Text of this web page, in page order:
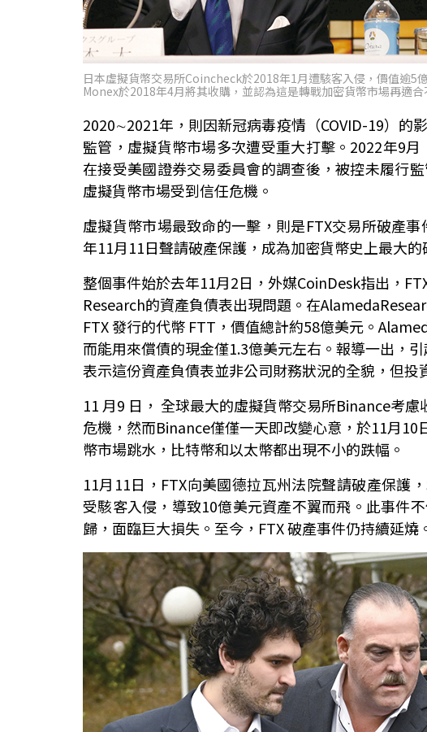
日本虛擬貨幣交易所Coincheck於2018年1月遭駭客入侵，價值逾5
Monex於2018年4月將其收購，並認為這是轉戰加密貨幣市場再適合
2020∼2021年，則因新冠病毒疫情（COVID-19）的
監管，虛擬貨幣市場多次遭受重大打擊。2022年9
在接受美國證券交易委員會的調查後，被控未履行
虛擬貨幣市場受到信任危機。
虛擬貨幣市場最致命的一擊，則是FTX交易所破產
年11月11日聲請破產保護，成為加密貨幣史上最大的
整個事件始於去年11月2日，外媒CoinDesk指出，
Research的資產負債表出現問題。在
FTX 發行的代幣 FTT，價值總計約58億美元。
而能用來償債的現金僅1.3億美元左右。報導一出，
表示這份資產負債表並非公司財務狀況的全貌，但投
11 月9 日， 全球最大的虛擬貨幣交易所Binance考
危機，然而Binance僅僅一天即改變心意，於11月10
幣市場跳水，比特幣和以太幣都出現不小的跌幅。
11月11日，FTX向美國德拉瓦州法院聲請破產保護
受駭客入侵，導致10億美元資產不翼而飛。此事件
歸，面臨巨大損失。至今，FTX 破產事件仍持續延燒